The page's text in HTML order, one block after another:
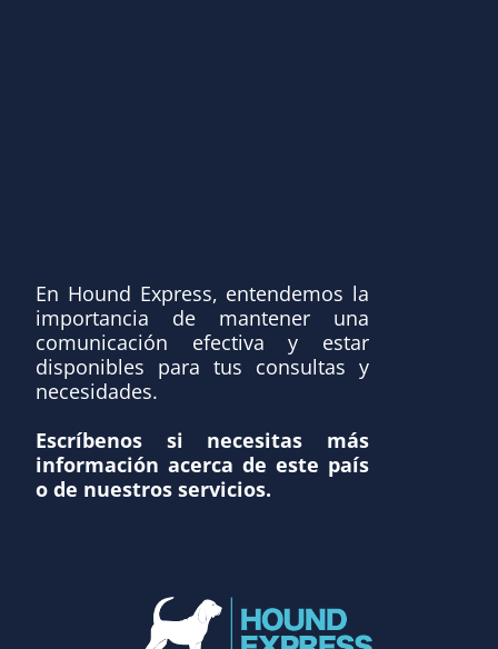
En Hound Express, entendemos la
importancia de mantener una
comunicación efectiva y estar
disponibles para tus consultas y
necesidades.
Escríbenos si necesitas más
información acerca de este país
o de nuestros servicios.